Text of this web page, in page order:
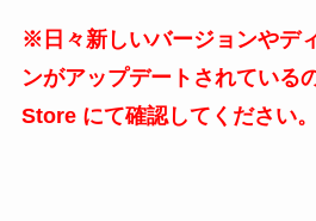
※日々新しいバージョンやデ
ンがアップデートされている
Store にて確認してください。